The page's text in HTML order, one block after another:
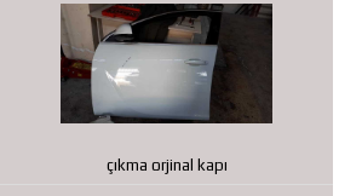
çıkma orjinal kapı